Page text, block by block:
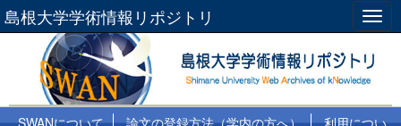
島根大学学術情報リポジトリ